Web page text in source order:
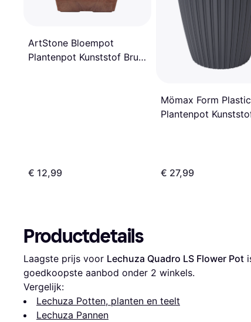
ArtStone Bloempot
Plantenpot Kunststof Bruin
€ 12,99
Mömax Form Plastic
Plantenpot
€ 27,99
Productdetails
Laagste prijs voor Lechuza Quadro LS Flower Pot
goedkoopste aanbod onder 2 winkels.
Vergelijk:
Lechuza Potten, planten en teelt
Lechuza Pannen